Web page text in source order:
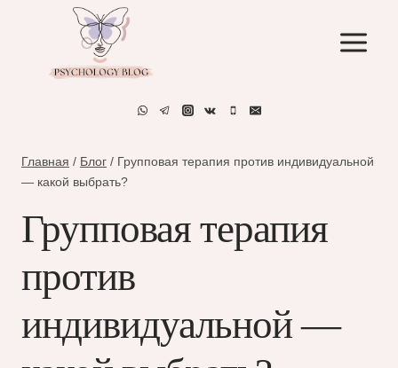
содержимому
Главная / Блог / Групповая терапия против индивидуальной
— какой выбрать?
Групповая терапия
против
индивидуальной —